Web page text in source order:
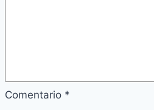
Comentario *